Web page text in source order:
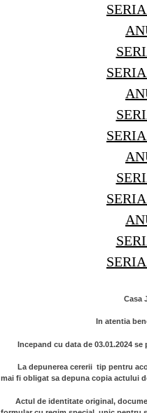
Casa
In atentia
Incepand cu data de 03.01.2024 se
La depunerea cererii tip pentru
mai fi obligat sa depuna copia actului
Actul de identitate original,